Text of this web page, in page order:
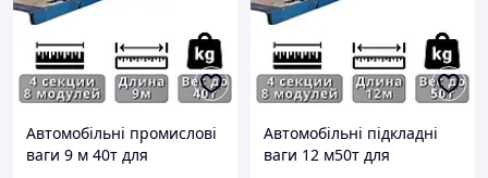
Автомобільні промислові
ваги 9 м 40т для
Автомобільні підкладні
ваги 12 м50т для